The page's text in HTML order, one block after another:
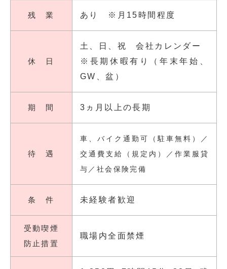
残 業 あり ※月15時間程度
休 日
土、日、祝 会社カレンダー
※長期休暇有り（年末年始、
GW、盆）
期 間 3ヵ月以上の長期
待 遇
車、バイク通勤可（駐車無料）／
交通費支給（規定内）／作業服貸
与／社会保険完備
条 件 未経験者歓迎
受動喫煙
防止措置
職場内全面禁煙